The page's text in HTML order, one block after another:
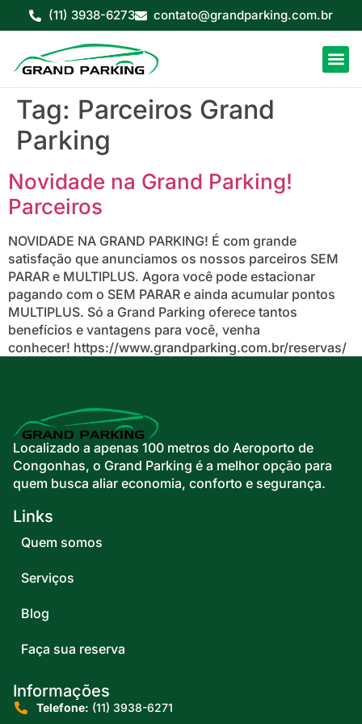
(11) 3938-6273 contato@grandparking.com.br
Tag: Parceiros Grand
Parking
Novidade na Grand Parking!
Parceiros
NOVIDADE NA GRAND PARKING! É com grande
satisfação que anunciamos os nossos parceiros SEM
PARAR e MULTIPLUS. Agora você pode estacionar
pagando com o SEM PARAR e ainda acumular pontos
MULTIPLUS. Só a Grand Parking oferece tantos
benefícios e vantagens para você, venha
conhecer! https://www.grandparking.com.br/reservas/
Localizado a apenas 100 metros do Aeroporto de
Congonhas, o Grand Parking é a melhor opção para
quem busca aliar economia, conforto e segurança.
Links
Quem somos
Serviços
Blog
Faça sua reserva
Informações
Telefone: (11) 3938-6271